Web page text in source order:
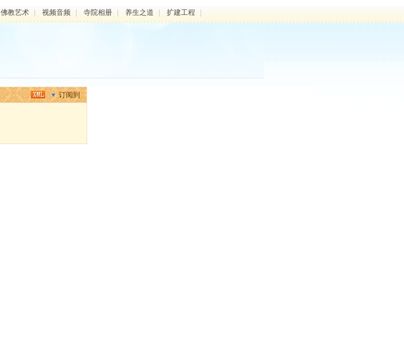
佛教艺术 视频音频 寺院相册 养生之道 扩建工程
订阅到